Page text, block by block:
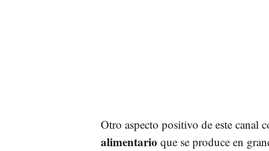
Otro aspecto positivo de este canal
alimentario que se produce en